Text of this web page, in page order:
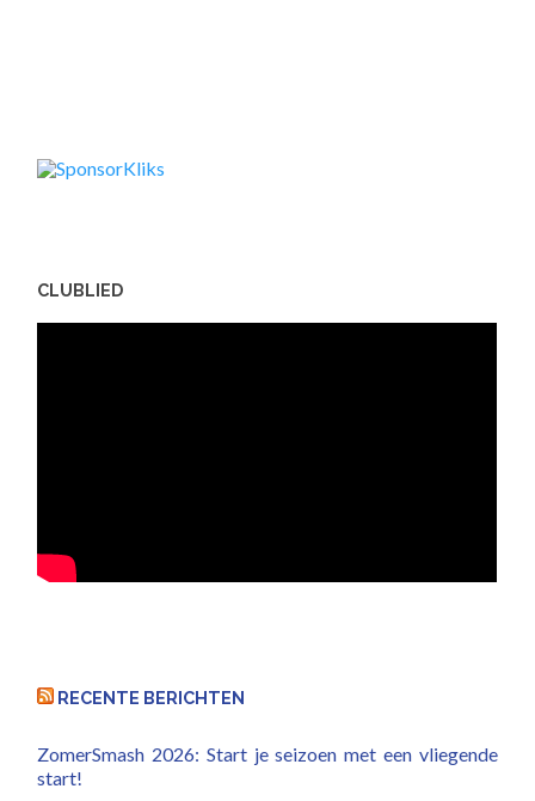
CLUBLIED
RECENTE BERICHTEN
ZomerSmash 2026: Start je seizoen met een vliegende
start!